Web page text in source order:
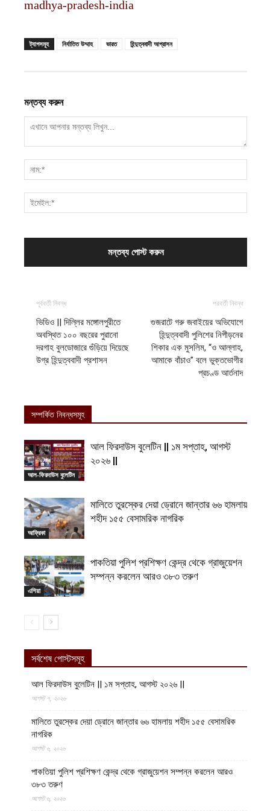
madhya-pradesh-india
ট্যাগসমূহ নির্যাতিত উম্মাহ ভারত হিন্দুত্ববাদী আগ্রাসন
মন্তব্য করুন
পূর্ববর্তী নিবন্ধ
ভিডিও || দিল্লির মঙ্গোলপুরীতে
অবস্থিত ১০০ বছরের পুরানো
দরগাহ বুলডোজারে গুঁড়িয়ে দিয়েছে
উগ্র হিন্দুত্ববাদী প্রশাসন
পরবর্তী নিবন্ধ
গুজরাটে গরু জবাইয়ের অভিযোগে
হিন্দুত্ববাদী পুলিশের নিপীড়নের
শিকার এক মুসলিম, “ও আল্লাহ,
আমাকে বাঁচাও” বলে ভুক্তভোগীর
প্রচণ্ড আর্তনাদ
সম্পর্কিত নিবন্ধসমূহ
আল-ফিরদাউস বুলেটিন
আল ফিরদাউস বুলেটিন || ১ম সপ্তাহ, আগস্ট
২০২৬ ||
আফ্রিকা
মালিতে তুরস্কের দেয়া ড্রোনে জান্তার ৬৬ হামলায়
শহীদ ১৫৫ বেসামরিক নাগরিক
এশিয়া
পাকতিয়া পুলিশ প্রশিক্ষণ কেন্দ্র থেকে গ্রাজুয়েশন
সম্পন্ন করলেন আরও ৩৮৩ তরুণ
সর্বশেষ পোস্টসমূহ
আল ফিরদাউস বুলেটিন || ১ম সপ্তাহ, আগস্ট ২০২৬ ||
আগস্ট ৭, ২০২৬
মালিতে তুরস্কের দেয়া ড্রোনে জান্তার ৬৬ হামলায় শহীদ ১৫৫ বেসামরিক
নাগরিক
আগস্ট ৬, ২০২৬
পাকতিয়া পুলিশ প্রশিক্ষণ কেন্দ্র থেকে গ্রাজুয়েশন সম্পন্ন করলেন আরও
৩৮৩ তরুণ
আগস্ট ৬, ২০২৬